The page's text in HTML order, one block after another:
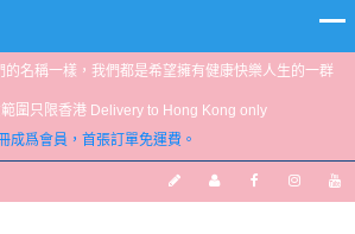
的名稱一樣，我們都是希望擁有健康快樂人生的一群
圍只限香港 Delivery to Hong Kong only
成爲會員，首張訂單免運費。